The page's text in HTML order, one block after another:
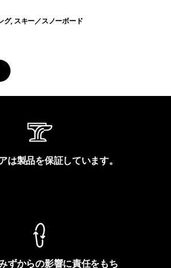
グ, スキー／スノーボード
は製品を保証しています。
ずからの影響に責任をもち